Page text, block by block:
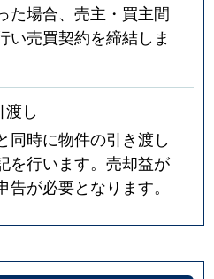
た場合、売主・買主間
い売買契約を締結しま
し
同時に物件の引き渡し
を行います。売却益が
が必要となります。